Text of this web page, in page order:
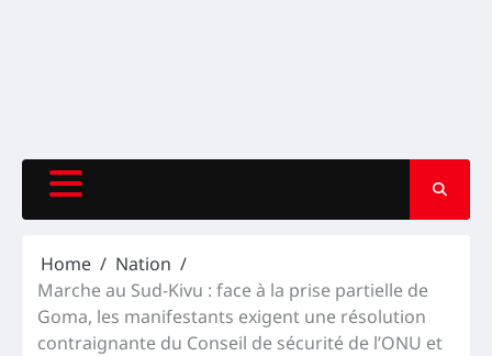
Home
Nation
Marche au Sud-Kivu : face à la prise partielle de
Goma, les manifestants exigent une résolution
contraignante du Conseil de sécurité de l’ONU et